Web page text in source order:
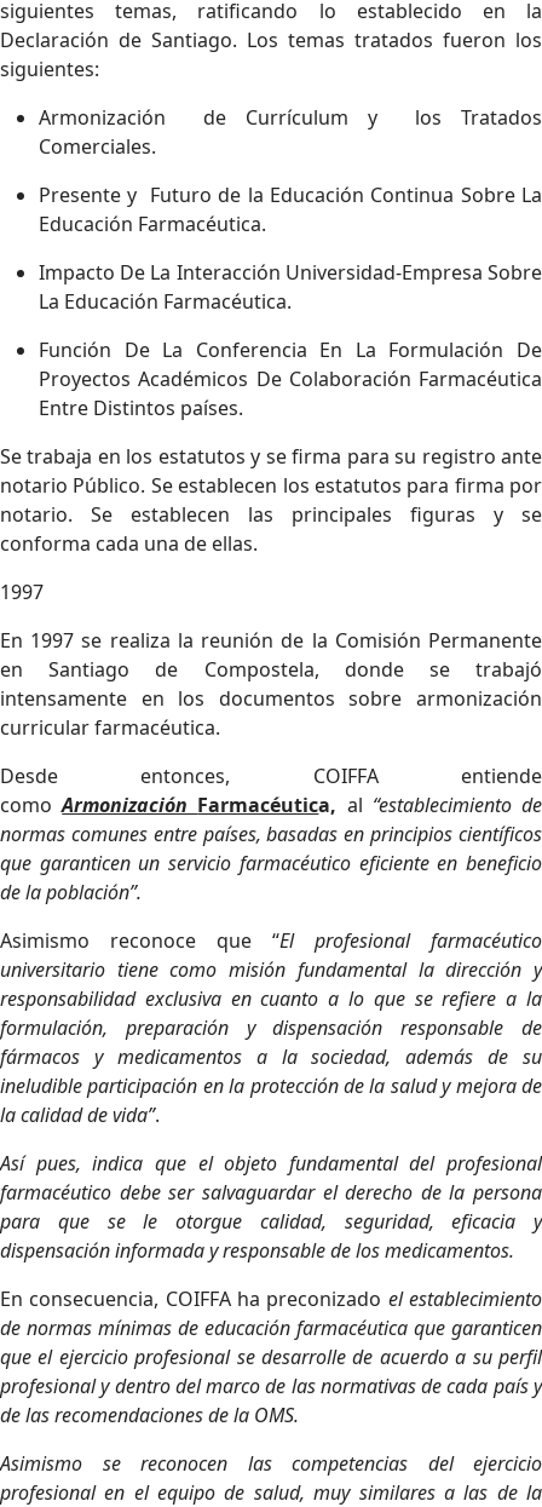
siguientes temas, ratificando lo establecido en la
Declaración de Santiago. Los temas tratados fueron los
siguientes:
Armonización de Currículum y los Tratados
Comerciales.
Presente y Futuro de la Educación Continua Sobre La
Educación Farmacéutica.
Impacto De La Interacción Universidad-Empresa Sobre
La Educación Farmacéutica.
Función De La Conferencia En La Formulación De
Proyectos Académicos De Colaboración Farmacéutica
Entre Distintos países.
Se trabaja en los estatutos y se firma para su registro ante
notario Público. Se establecen los estatutos para firma por
notario. Se establecen las principales figuras y se
conforma cada una de ellas.
1997
En 1997 se realiza la reunión de la Comisión Permanente
en Santiago de Compostela, donde se trabajó
intensamente en los documentos sobre armonización
curricular farmacéutica.
Desde entonces, COIFFA entiende
comoArmonización Farmacéutica, al “establecimiento de
normas comunes entre países, basadas en principios científicos
que garanticen un servicio farmacéutico eficiente en beneficio
de la población”.
Asimismo reconoce que “El profesional farmacéutico
universitario tiene como misión fundamental la dirección y
responsabilidad exclusiva en cuanto a lo que se refiere a la
formulación, preparación y dispensación responsable de
fármacos y medicamentos a la sociedad, además de su
ineludible participación en la protección de la salud y mejora de
la calidad de vida”.
Así pues, indica que el objeto fundamental del profesional
farmacéutico debe ser salvaguardar el derecho de la persona
para que se le otorgue calidad, seguridad, eficacia y
dispensación informada y responsable de los medicamentos.
En consecuencia, COIFFA ha preconizado el establecimiento
de normas mínimas de educación farmacéutica que garanticen
que el ejercicio profesional se desarrolle de acuerdo a su perfil
profesional y dentro del marco de las normativas de cada país y
de las recomendaciones de la OMS.
Asimismo se reconocen las competencias del ejercicio
profesional en el equipo de salud, muy similares a las de la